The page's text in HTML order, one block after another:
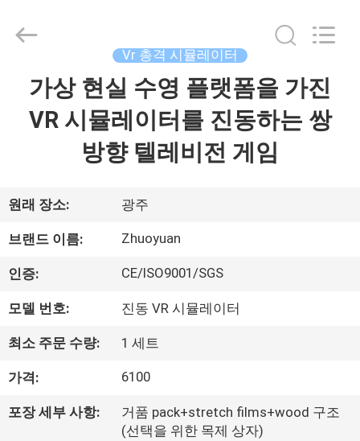
VR
회
사
소
개
Vr 총격 시뮬레이터
가상 현실 수영 플랫폼을 가진
VR 시뮬레이터를 진동하는 쌍
방향 텔레비전 게임
원래 장소: 광주
브랜드 이름: Zhuoyuan
인증: CE/ISO9001/SGS
모델 번호: 진동 VR 시뮬레이터
최소 주문 수량: 1 세트
가격: 6100
포장 세부 사항:
거품 pack+stretch films+wood 구조
(선택을 위한 목제 상자)